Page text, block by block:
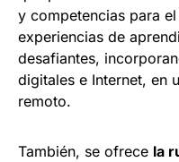
y competencias para
experiencias de
desafiantes,
digitales e Internet, en
remoto.
También, se ofrece la